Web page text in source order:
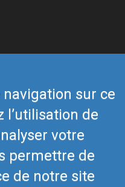
sur ce
l’utilisation de
votre
permettre de
de notre site